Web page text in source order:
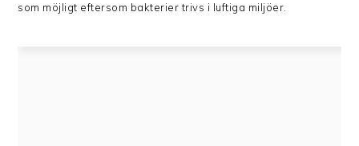
som möjligt eftersom bakterier trivs i luftiga miljöer.